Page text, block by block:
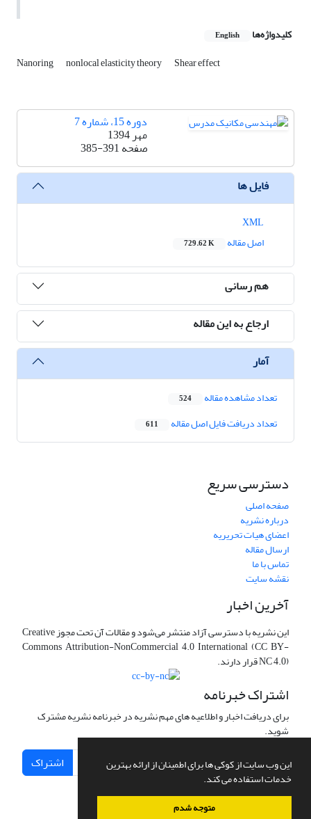
این وب سایت از کوکی ها برای اطمینان از ارائه بهترین
خدمات استفاده می کند.
متوجه شدم
کلیدواژه‌ها English
Nanoring nonlocal elasticity theory Shear effect
دوره 15، شماره 7
مهر 1394
صفحه385-391
فایل ها
اصل مقاله
729.62 K
هم رسانی
ارجاع به این مقاله
آمار
تعداد مشاهده مقاله 524
تعداد دریافت فایل اصل مقاله 611
دسترسی سریع
صفحه اصلی
درباره نشریه
اعضای هیات تحریریه
ارسال مقاله
تماس با ما
نقشه سایت
آخرین اخبار
این نشریه با دسترسی آزاد منتشر می‌شود و مقالات آن تحت مجوز Creative
Commons Attribution-NonCommercial 4.0 International (CC BY-
NC 4.0) قرار دارند.
اشتراک خبرنامه
برای دریافت اخبار و اطلاعیه های مهم نشریه در خبرنامه نشریه مشترک
شوید.
اشتراک